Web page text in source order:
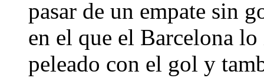
pasar de un empate sin
en el que el Barcelona
peleado con el gol y